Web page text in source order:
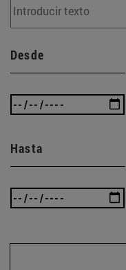
Desde
Hasta